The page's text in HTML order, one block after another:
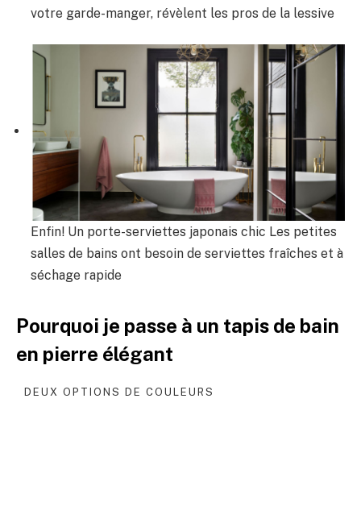
votre garde-manger, révèlent les pros de la lessive
Enfin! Un porte-serviettes japonais chic Les petites
salles de bains ont besoin de serviettes fraîches et à
séchage rapide
Pourquoi je passe à un tapis de bain
en pierre élégant
DEUX OPTIONS DE COULEURS